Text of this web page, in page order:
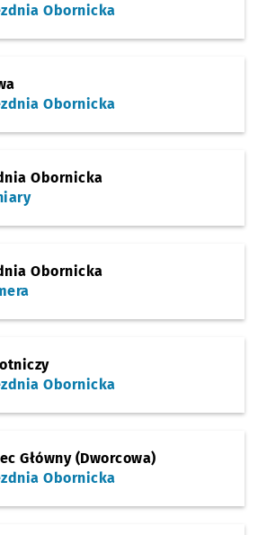
Obornicka
Obornicka
Obornicka
Obornicka
Obornicka
Główny (Dworcowa)
Obornicka